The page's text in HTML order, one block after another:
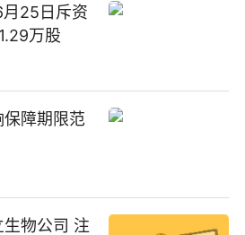
25日斥资
万股
障期限范
物公司 注